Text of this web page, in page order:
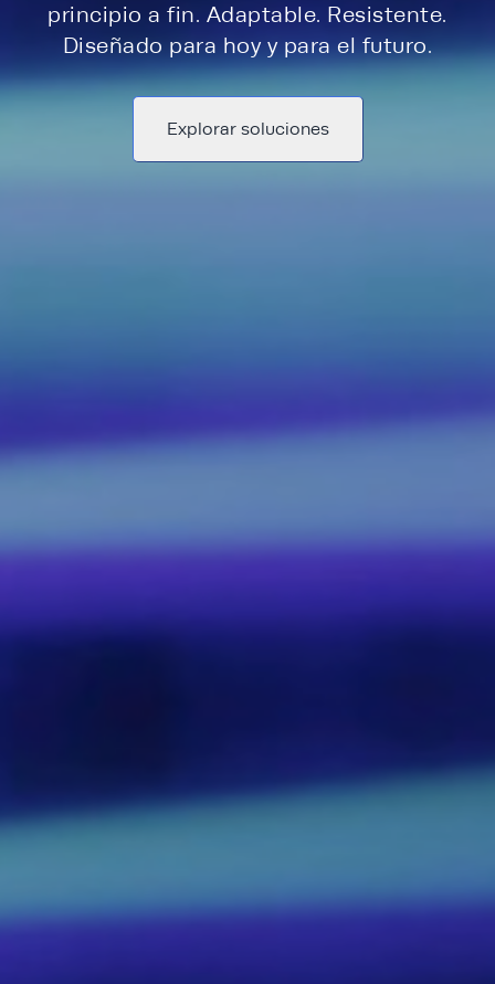
principio a fin. Adaptable. Resistente.
Diseñado para hoy y para el futuro.
Explorar soluciones